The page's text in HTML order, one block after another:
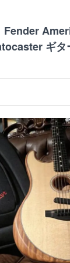
Fender
ギタ